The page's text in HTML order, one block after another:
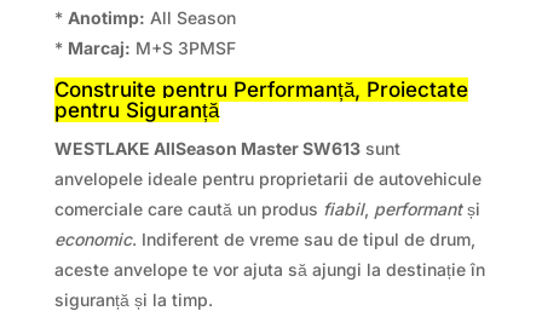
* Anotimp: All Season
* Marcaj: M+S 3PMSF
Construite pentru Performanță, Proiectate
pentru Siguranță
WESTLAKE AllSeason Master SW613sunt
anvelopele ideale pentru proprietarii de autovehicule
comerciale care caută un produs fiabil, performantși
economic. Indiferent de vreme sau de tipul de drum,
aceste anvelope te vor ajuta să ajungi la destinație în
siguranță și la timp.